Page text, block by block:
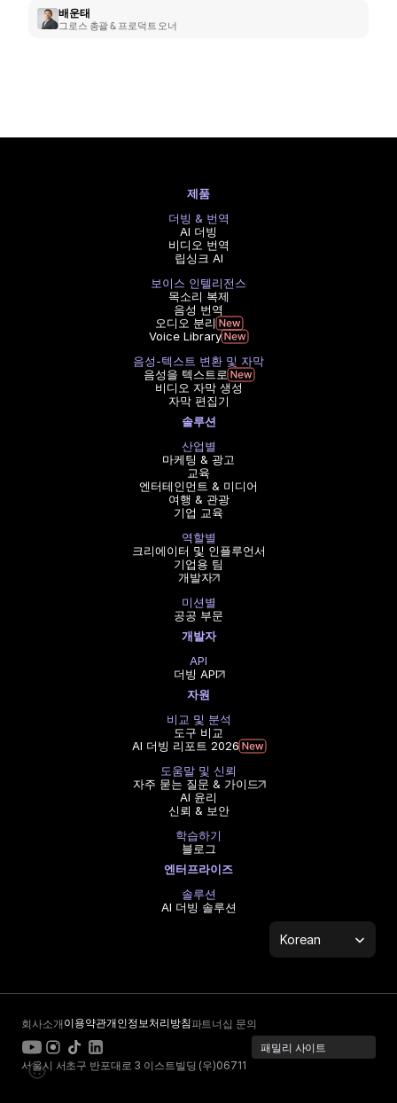
배운태
그로스 총괄 & 프로덕트 오너
제품
더빙 & 번역
AI 더빙
비디오 번역
립싱크 AI
보이스 인텔리전스
목소리 복제
음성 번역
오디오 분리
Voice Library
음성-텍스트 변환 및 자막
음성을 텍스트로
비디오 자막 생성
자막 편집기
솔루션
산업별
마케팅 & 광고
교육
엔터테인먼트 & 미디어
여행 & 관광
기업 교육
역할별
크리에이터 및 인플루언서
기업용 팀
개발자
미션별
공공 부문
개발자
API
더빙 API
자원
비교 및 분석
도구 비교
AI 더빙 리포트 2026
도움말 및 신뢰
자주 묻는 질문 & 가이드
AI 윤리
신뢰 & 보안
학습하기
블로그
엔터프라이즈
솔루션
AI 더빙 솔루션
Select Language
Korean
회사소개이용약관개인정보처리방침파트너십 문의
패밀리 사이트
서울시 서초구 반포대로 3 이스트빌딩 (우)06711